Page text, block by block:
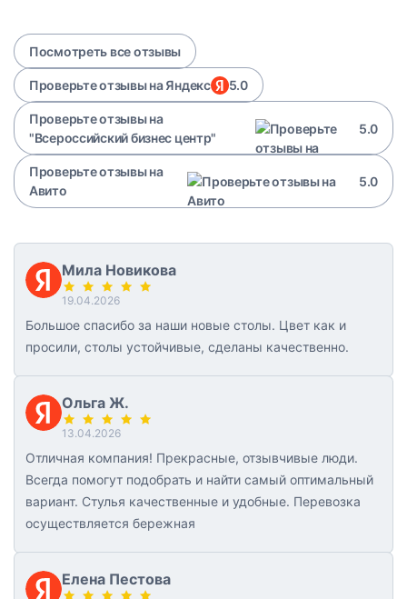
Посмотреть все отзывы
Проверьте отзывы на Яндекс 5.0
Проверьте отзывы на
"Всероссийский бизнес центр"
5.0
Проверьте отзывы на
Авито
5.0
Мила Новикова
19.04.2026
Большое спасибо за наши новые столы. Цвет как и
просили, столы устойчивые, сделаны качественно.
Ольга Ж.
13.04.2026
Отличная компания! Прекрасные, отзывчивые люди.
Всегда помогут подобрать и найти самый оптимальный
вариант. Стулья качественные и удобные. Перевозка
осуществляется бережная
Елена Пестова